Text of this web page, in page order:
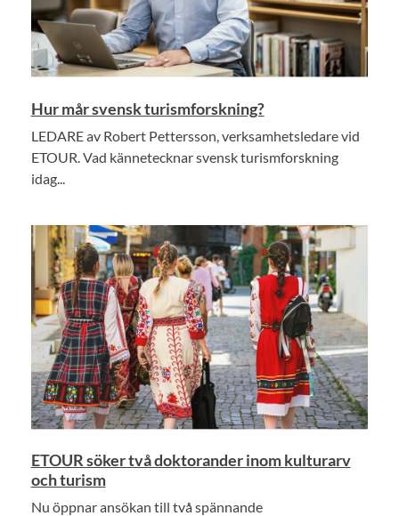
Hur mår svensk turismforskning?
LEDARE av Robert Pettersson, verksamhetsledare vid
ETOUR. Vad kännetecknar svensk turismforskning
idag...
ETOUR söker två doktorander inom kulturarv
och turism
Nu öppnar ansökan till två spännande